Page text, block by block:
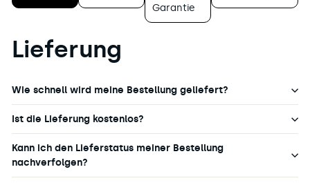
Garantie
Lieferung
Wie schnell wird meine Bestellung geliefert?
Ist die Lieferung kostenlos?
Kann ich den Lieferstatus meiner Bestellung
nachverfolgen?